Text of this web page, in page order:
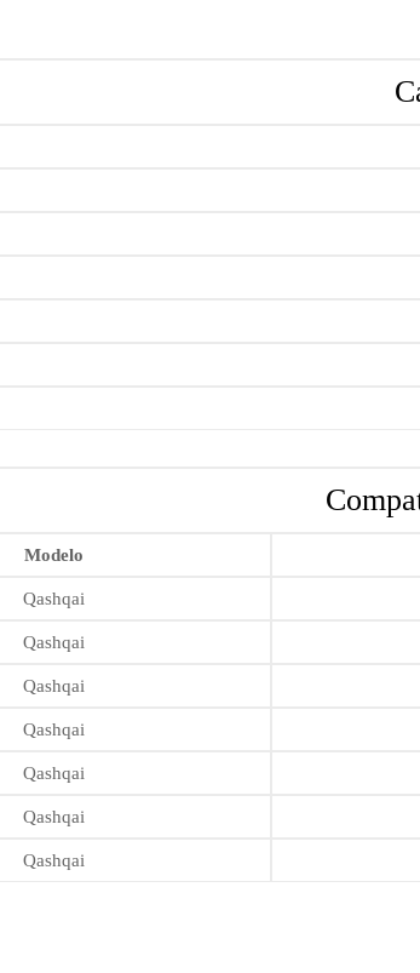
Modelo
Qashqai
Qashqai
Qashqai
Qashqai
Qashqai
Qashqai
Qashqai